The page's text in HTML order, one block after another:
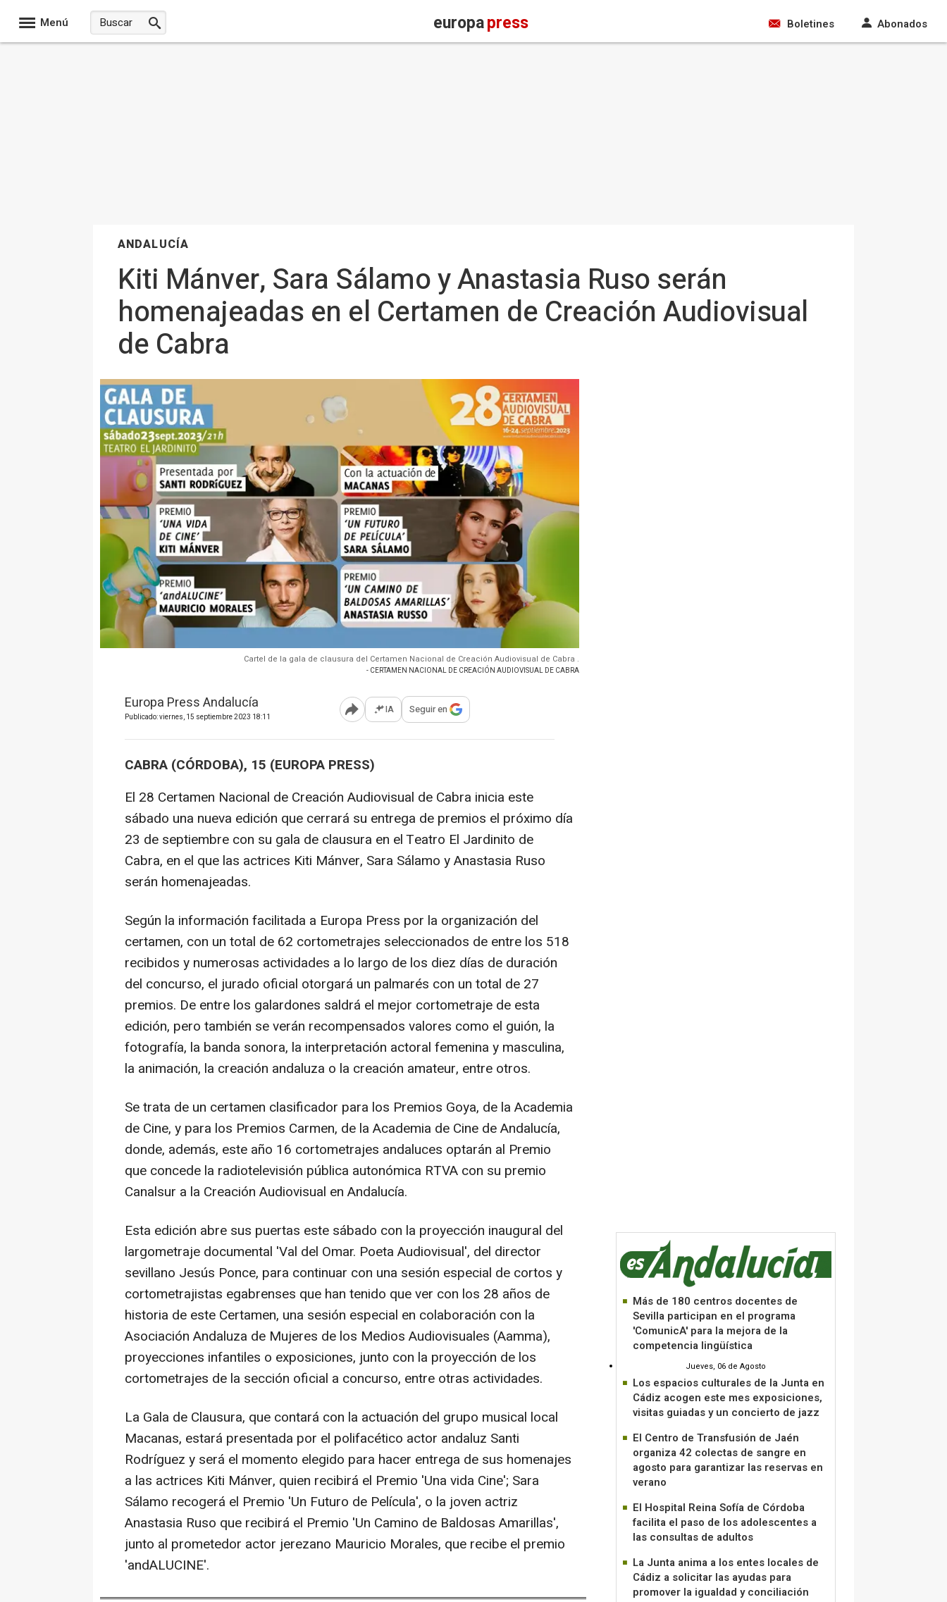
Menú europapress Boletines Abonados
ANDALUCÍA
Kiti Mánver, Sara Sálamo y Anastasia Ruso serán
homenajeadas en el Certamen de Creación Audiovisual
de Cabra
Cartel de la gala de clausura del Certamen Nacional de Creación Audiovisual de Cabra .
- CERTAMEN NACIONAL DE CREACIÓN AUDIOVISUAL DE CABRA
Europa Press Andalucía
Publicado: viernes, 15 septiembre 2023 18:11 Abrir opciones para compartir
IA Seguir en
CABRA (CÓRDOBA), 15 (EUROPA PRESS)
El 28 Certamen Nacional de Creación Audiovisual de Cabra inicia este
sábado una nueva edición que cerrará su entrega de premios el próximo día
23 de septiembre con su gala de clausura en el Teatro El Jardinito de
Cabra, en el que las actrices Kiti Mánver, Sara Sálamo y Anastasia Ruso
serán homenajeadas.
Según la información facilitada a Europa Press por la organización del
certamen, con un total de 62 cortometrajes seleccionados de entre los 518
recibidos y numerosas actividades a lo largo de los diez días de duración
del concurso, el jurado oficial otorgará un palmarés con un total de 27
premios. De entre los galardones saldrá el mejor cortometraje de esta
edición, pero también se verán recompensados valores como el guión, la
fotografía, la banda sonora, la interpretación actoral femenina y masculina,
la animación, la creación andaluza o la creación amateur, entre otros.
Se trata de un certamen clasificador para los Premios Goya, de la Academia
de Cine, y para los Premios Carmen, de la Academia de Cine de Andalucía,
donde, además, este año 16 cortometrajes andaluces optarán al Premio
que concede la radiotelevisión pública autonómica RTVA con su premio
Canalsur a la Creación Audiovisual en Andalucía.
Esta edición abre sus puertas este sábado con la proyección inaugural del
largometraje documental 'Val del Omar. Poeta Audiovisual', del director
sevillano Jesús Ponce, para continuar con una sesión especial de cortos y
cortometrajistas egabrenses que han tenido que ver con los 28 años de
historia de este Certamen, una sesión especial en colaboración con la
Asociación Andaluza de Mujeres de los Medios Audiovisuales (Aamma),
proyecciones infantiles o exposiciones, junto con la proyección de los
cortometrajes de la sección oficial a concurso, entre otras actividades.
La Gala de Clausura, que contará con la actuación del grupo musical local
Macanas, estará presentada por el polifacético actor andaluz Santi
Rodríguez y será el momento elegido para hacer entrega de sus homenajes
a las actrices Kiti Mánver, quien recibirá el Premio 'Una vida Cine'; Sara
Sálamo recogerá el Premio 'Un Futuro de Película', o la joven actriz
Anastasia Ruso que recibirá el Premio 'Un Camino de Baldosas Amarillas',
junto al prometedor actor jerezano Mauricio Morales, que recibe el premio
'andALUCINE'.
Más de 180 centros docentes de
Sevilla participan en el programa
'ComunicA' para la mejora de la
competencia lingüística
Jueves, 06 de Agosto
Los espacios culturales de la Junta en
Cádiz acogen este mes exposiciones,
visitas guiadas y un concierto de jazz
El Centro de Transfusión de Jaén
organiza 42 colectas de sangre en
agosto para garantizar las reservas en
verano
El Hospital Reina Sofía de Córdoba
facilita el paso de los adolescentes a
las consultas de adultos
La Junta anima a los entes locales de
Cádiz a solicitar las ayudas para
promover la igualdad y conciliación